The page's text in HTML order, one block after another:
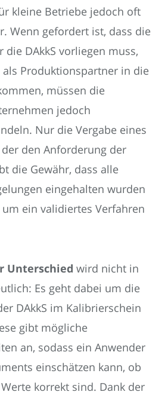
kleine Betriebe jedoch oft
Wenn gefordert ist, dass die
die DAkkS vorliegen muss,
Produktionspartner in die
müssen die
jedoch
Nur die Vergabe eines
den Anforderung der
die Gewähr, dass alle
eingehalten wurden
ein validiertes Verfahren
Unterschied wird nicht in
Es geht dabei um die
DAkkS im Kalibrierschein
gibt mögliche
an, sodass ein Anwender
einschätzen kann, ob
korrekt sind. Dank der